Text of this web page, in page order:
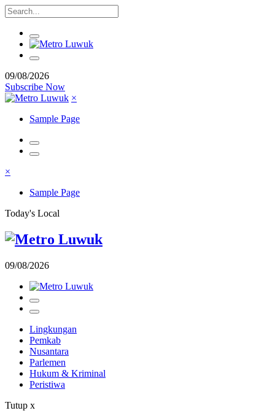
09/08/2026
Subscribe Now
×
Sample Page
×
Sample Page
Today's Local
09/08/2026
Lingkungan
Pemkab
Nusantara
Parlemen
Hukum & Kriminal
Peristiwa
Tutup x